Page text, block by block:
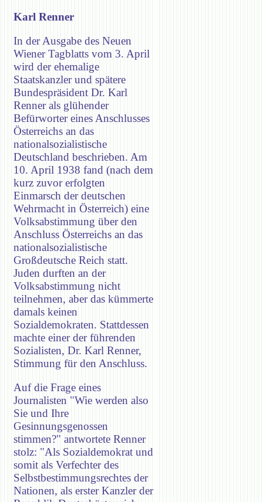
Karl Renner
In der Ausgabe des Neuen
Wiener Tagblatts vom 3. April
wird der ehemalige
Staatskanzler und spätere
Bundespräsident Dr. Karl
Renner als glühender
Befürworter eines Anschlusses
Österreichs an das
nationalsozialistische
Deutschland beschrieben. Am
10. April 1938 fand (nach dem
kurz zuvor erfolgten
Einmarsch der deutschen
Wehrmacht in Österreich) eine
Volksabstimmung über den
Anschluss Österreichs an das
nationalsozialistische
Großdeutsche Reich statt.
Juden durften an der
Volksabstimmung nicht
teilnehmen, aber das kümmerte
damals keinen
Sozialdemokraten. Stattdessen
machte einer der führenden
Sozialisten, Dr. Karl Renner,
Stimmung für den Anschluss.
Auf die Frage eines
Journalisten "Wie werden also
Sie und Ihre
Gesinnungsgenossen
stimmen?" antwortete Renner
stolz: "Als Sozialdemokrat und
somit als Verfechter des
Selbstbestimmungsrechtes der
Nationen, als erster Kanzler der